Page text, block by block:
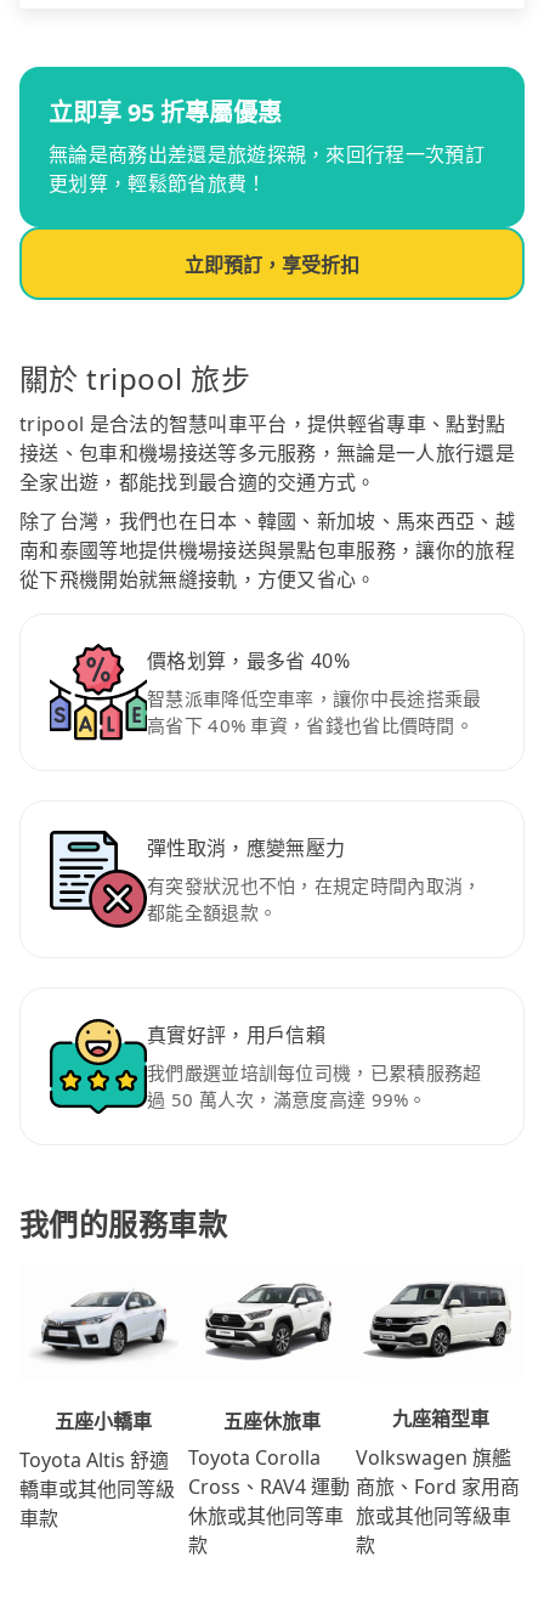
立即享 95 折專屬優惠
無論是商務出差還是旅遊探親，來回行程一次預訂
更划算，輕鬆節省旅費！
立即預訂，享受折扣
關於 tripool 旅步
tripool 是合法的智慧叫車平台，提供輕省專車、點對點
接送、包車和機場接送等多元服務，無論是一人旅行還是
全家出遊，都能找到最合適的交通方式。
除了台灣，我們也在日本、韓國、新加坡、馬來西亞、越
南和泰國等地提供機場接送與景點包車服務，讓你的旅程
從下飛機開始就無縫接軌，方便又省心。
價格划算，最多省 40%
智慧派車降低空車率，讓你中長途搭乘最
高省下 40% 車資，省錢也省比價時間。
彈性取消，應變無壓力
有突發狀況也不怕，在規定時間內取消，
都能全額退款。
真實好評，用戶信賴
我們嚴選並培訓每位司機，已累積服務超
過 50 萬人次，滿意度高達 99%。
我們的服務車款
五座小轎車
Toyota Altis 舒適
轎車或其他同等級
車款
五座休旅車
Toyota Corolla
Cross、RAV4 運動
休旅或其他同等車
款
九座箱型車
Volkswagen 旗艦
商旅、Ford 家用商
旅或其他同等級車
款